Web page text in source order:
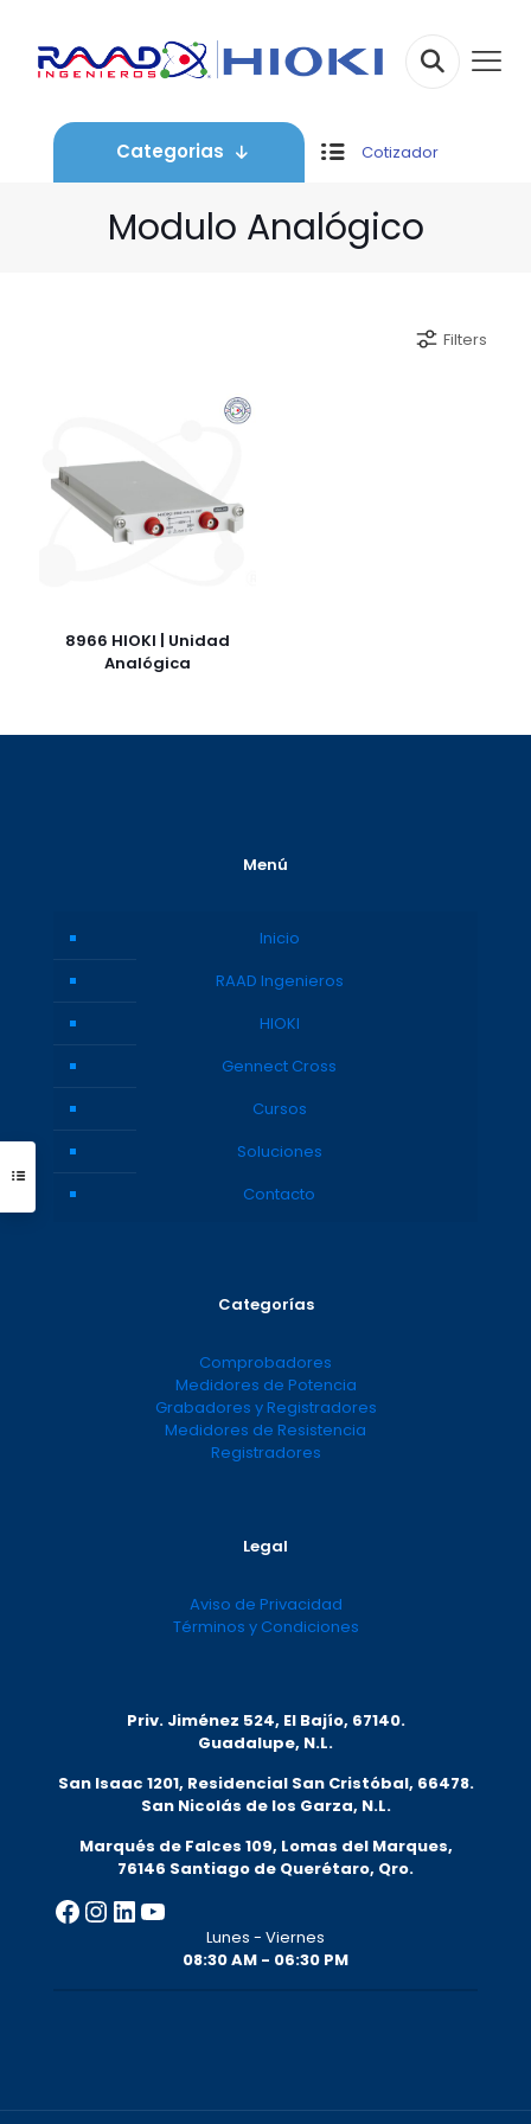
Categorias Cotizador
Modulo Analógico
Filters
8966 HIOKI | Unidad
Analógica
Menú
Inicio
RAAD Ingenieros
HIOKI
Gennect Cross
Cursos
Soluciones
Contacto
Categorías
Comprobadores
Medidores de Potencia
Grabadores y Registradores
Medidores de Resistencia
Registradores
Legal
Aviso de Privacidad
Términos y Condiciones
Priv. Jiménez 524, El Bajío, 67140.
Guadalupe, N.L.
San Isaac 1201, Residencial San Cristóbal, 66478.
San Nicolás de los Garza, N.L.
Marqués de Falces 109, Lomas del Marques,
76146 Santiago de Querétaro, Qro.
Facebook
Instagram
LinkedIn
YouTube
Lunes - Viernes
08:30 AM - 06:30 PM